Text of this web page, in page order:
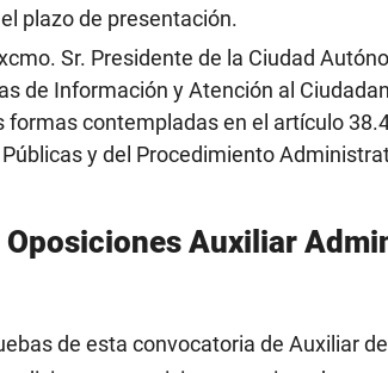
plazo de presentación.
Sr. Presidente de la Ciudad
de Información y Atención al
formas contempladas en el artículo
y del Procedimiento
Oposiciones Auxiliar
de esta convocatoria de Auxiliar